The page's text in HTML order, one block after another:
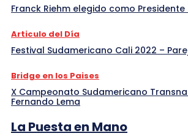
Franck Riehm elegido como Presidente
Articulo del Día
Festival Sudamericano Cali 2022 –
Bridge en los Paises
X Campeonato Sudamericano
Fernando Lema
La Puesta en Mano